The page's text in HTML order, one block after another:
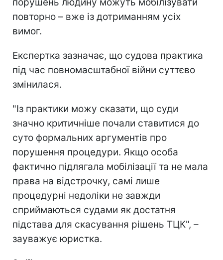
повторно – вже із дотриманням усіх
вимог.
Експертка зазначає, що судова практика
під час повномасштабної війни суттєво
змінилася.
"Із практики можу сказати, що суди
значно критичніше почали ставитися до
суто формальних аргументів про
порушення процедури. Якщо особа
фактично підлягала мобілізації та не мала
права на відстрочку, самі лише
процедурні недоліки не завжди
сприймаються судами як достатня
підстава для скасування рішень ТЦК", –
зауважує юристка.